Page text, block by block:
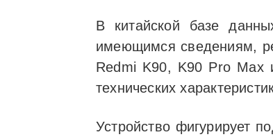
В китайской базе
имеющимся сведениям,
Redmi K90, K90 Pro Max
технических
Устройство фигурирует